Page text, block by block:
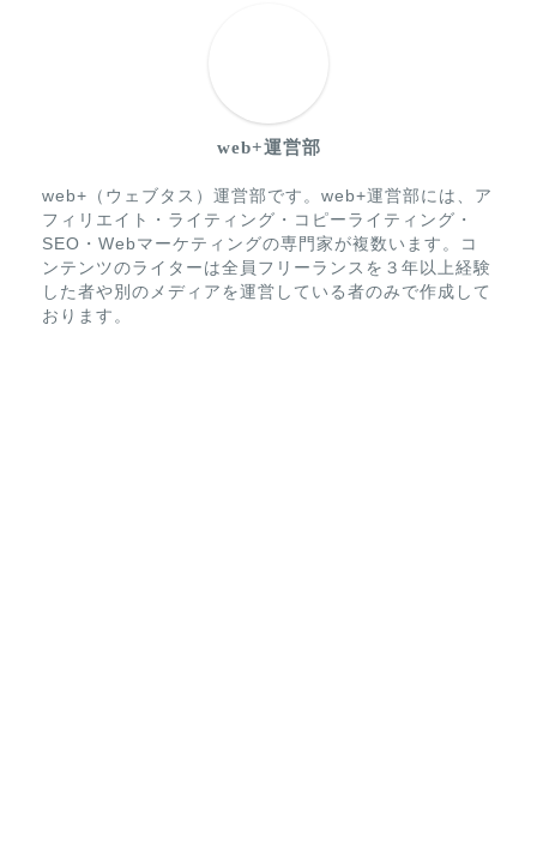
web+運営部
web+（ウェブタス）運営部です。web+運営部には、ア
フィリエイト・ライティング・コピーライティング・
SEO・Webマーケティングの専門家が複数います。コ
ンテンツのライターは全員フリーランスを３年以上経験
した者や別のメディアを運営している者のみで作成して
おります。